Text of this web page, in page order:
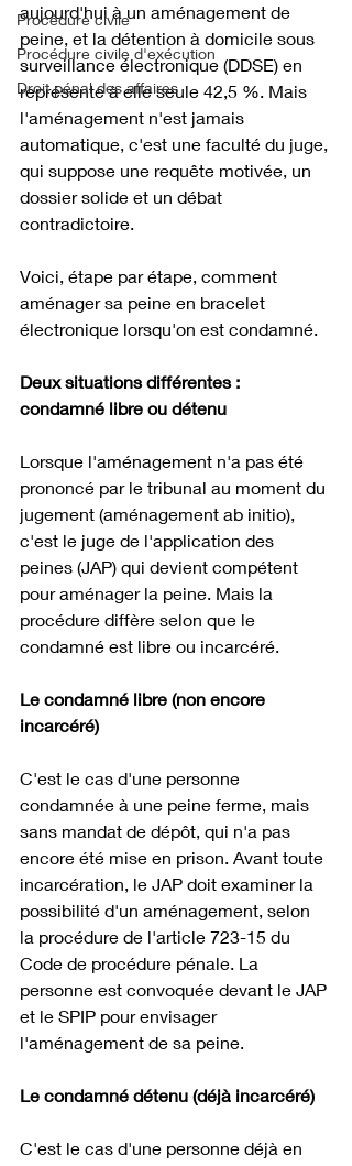
Procédure civile
Procédure civile d'exécution
Droit pénal des affaires
aujourd'hui à un aménagement de
peine, et la détention à domicile sous
surveillance électronique (DDSE) en
représente à elle seule 42,5 %. Mais
l'aménagement n'est jamais
automatique, c'est une faculté du juge,
qui suppose une requête motivée, un
dossier solide et un débat
contradictoire.
Voici, étape par étape, comment
aménager sa peine en bracelet
électronique lorsqu'on est condamné.
Deux situations différentes :
condamné libre ou détenu
Lorsque l'aménagement n'a pas été
prononcé par le tribunal au moment du
jugement (aménagement ab initio),
c'est le juge de l'application des
peines (JAP) qui devient compétent
pour aménager la peine. Mais la
procédure diffère selon que le
condamné est libre ou incarcéré.
Le condamné libre (non encore
incarcéré)
C'est le cas d'une personne
condamnée à une peine ferme, mais
sans mandat de dépôt, qui n'a pas
encore été mise en prison. Avant toute
incarcération, le JAP doit examiner la
possibilité d'un aménagement, selon
la procédure de l'article 723-15 du
Code de procédure pénale. La
personne est convoquée devant le JAP
et le SPIP pour envisager
l'aménagement de sa peine.
Le condamné détenu (déjà incarcéré)
C'est le cas d'une personne déjà en